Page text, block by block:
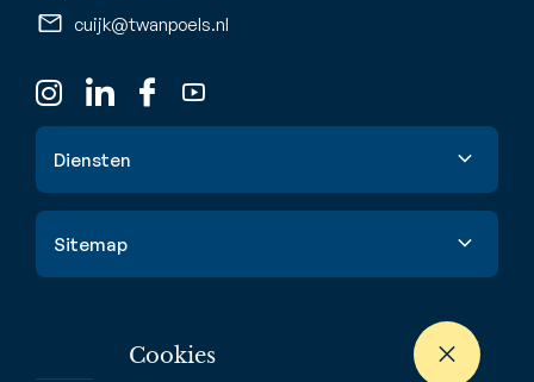
Cookies
cuijk@twanpoels.nl
Diensten
Waardebepaling
Sitemap
Nieuwbouw